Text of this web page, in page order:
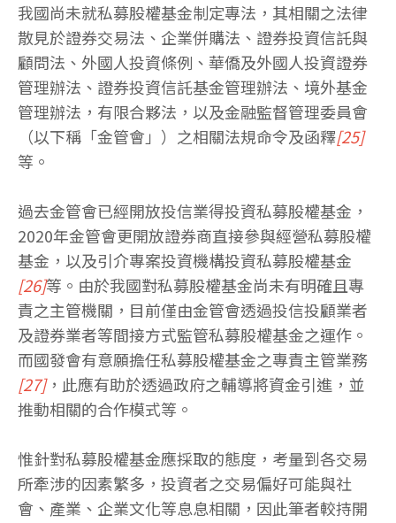
我國尚未就私募股權基金制定專法，其相關之法律
散見於證券交易法、企業併購法、證券投資信託與
顧問法、外國人投資條例、華僑及外國人投資證券
管理辦法、證券投資信託基金管理辦法、境外基金
管理辦法，有限合夥法，以及金融監督管理委員會
（以下稱「金管會」）之相關法規命令及函釋[25]
等。
過去金管會已經開放投信業得投資私募股權基金，
2020年金管會更開放證券商直接參與經營私募股權
基金，以及引介專案投資機構投資私募股權基金
[26]等。由於我國對私募股權基金尚未有明確且專
責之主管機關，目前僅由金管會透過投信投顧業者
及證券業者等間接方式監管私募股權基金之運作。
而國發會有意願擔任私募股權基金之專責主管業務
[27]，此應有助於透過政府之輔導將資金引進，並
推動相關的合作模式等。
惟針對私募股權基金應採取的態度，考量到各交易
所牽涉的因素繁多，投資者之交易偏好可能與社
會、產業、企業文化等息息相關，因此筆者較持開